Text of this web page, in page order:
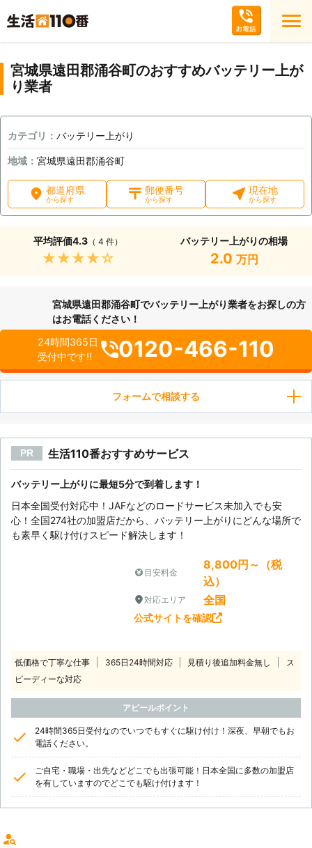
宮城県遠田郡涌谷町のおすすめバッテリー上が
り業者
カテゴリ： バッテリー上がり
地域： 宮城県遠田郡涌谷町
都道府県
から探す
郵便番号
から探す
現在地
から探す
平均評価4.3 （ 4 件）
★★★★★
バッテリー上がりの相場
2.0 万円
宮城県遠田郡涌谷町でバッテリー上がり業者をお探しの方
はお電話ください！
24時間365日
受付中です!!
0120-466-110
フォームで相談する
PR 生活110番おすすめサービス
バッテリー上がりに最短5分で到着します！
日本全国受付対応中！JAFなどのロードサービス未加入でも安
心！全国274社の加盟店だから、バッテリー上がりにどんな場所で
も素早く駆け付けスピード解決します！
目安料金
8,800円～（税
込）
対応エリア 全国
公式サイトを確認
低価格で丁寧な仕事 365日24時間対応 見積り後追加料金無し
ス
ピーディーな対応
アピールポイント
24時間365日受付なのでいつでもすぐに駆け付け！深夜、早朝でもお
電話ください。
ご自宅・職場・出先などどこでも出張可能！日本全国に多数の加盟店
を有していますのでどこでも駆け付けます！